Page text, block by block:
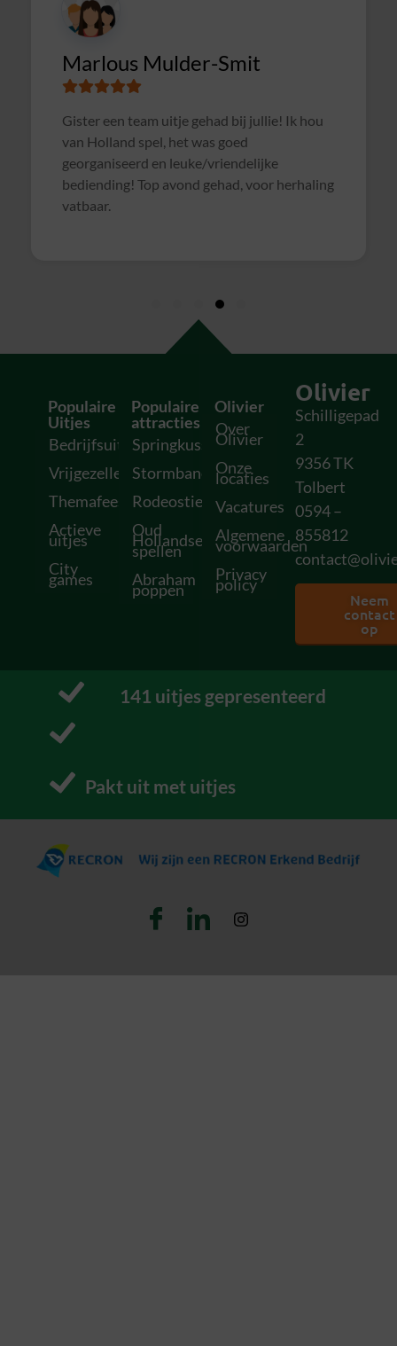
CIMSOLUTIONS
met een gezellige pubquiz. Een dikke 10 :).
Populaire
Uitjes
Bedrijfsuitjes
Vrijgezellenfeesten
Themafeesten
Actieve
uitjes
City
games
Populaire
attracties
Springkussens
Stormbanen
Rodeostieren
Oud
Hollandse
spellen
Abraham
poppen
Olivier
Over
Olivier
Onze
locaties
Vacatures
Algemene
voorwaarden
Privacy
policy
Olivier
Schilligepad
2
9356 TK
Tolbert
0594 –
855812
Neem
contact
op
160 uitjes gepresenteerd
Pakt uit met uitjes